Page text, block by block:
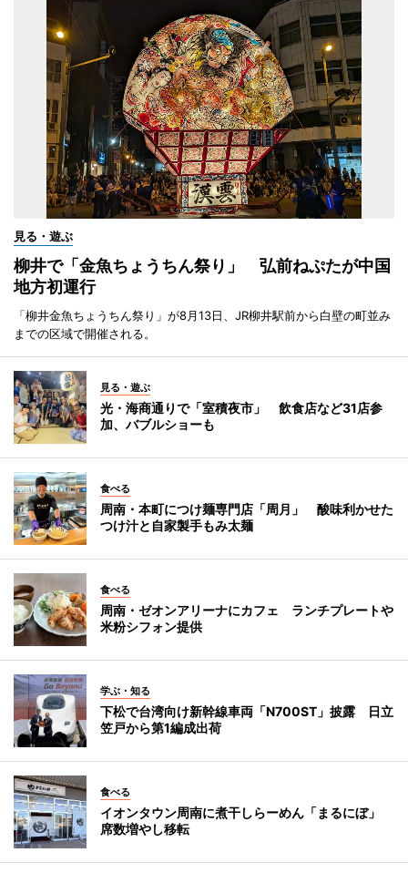
見る・遊ぶ
柳井で「金魚ちょうちん祭り」 弘前ねぷたが中国
地方初運行
「柳井金魚ちょうちん祭り」が8月13日、JR柳井駅前から白壁の町並み
までの区域で開催される。
見る・遊ぶ
光・海商通りで「室積夜市」 飲食店など31店参
加、バブルショーも
食べる
周南・本町につけ麺専門店「周月」 酸味利かせた
つけ汁と自家製手もみ太麺
食べる
周南・ゼオンアリーナにカフェ ランチプレートや
米粉シフォン提供
学ぶ・知る
下松で台湾向け新幹線車両「N700ST」披露 日立
笠戸から第1編成出荷
食べる
イオンタウン周南に煮干しらーめん「まるにぼ」
席数増やし移転